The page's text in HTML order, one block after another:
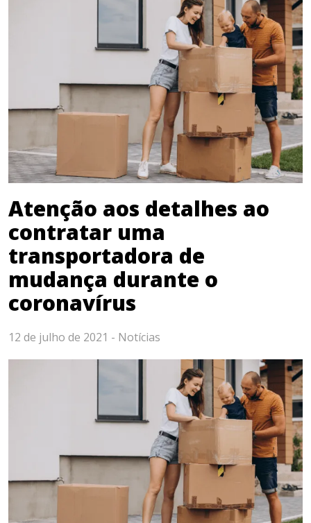
Atenção aos detalhes ao
contratar uma
transportadora de
mudança durante o
coronavírus
12 de julho de 2021 - Notícias